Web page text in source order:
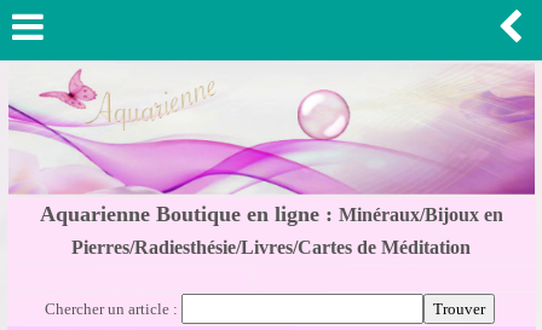
Aquarienne Boutique en ligne : Minéraux/Bijoux en
Pierres/Radiesthésie/Livres/Cartes de Méditation
Chercher un article :